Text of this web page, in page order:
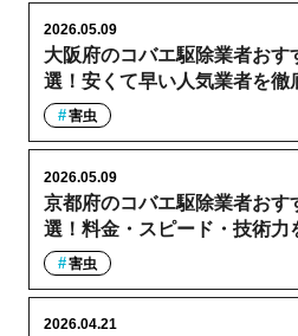
大阪府のコバエ駆除業者おす
選！安くて早い人気業者を徹
2026.05.09
害虫
京都府のコバエ駆除業者おす
選！料金・スピード・技術力
2026.05.09
害虫
2026.04.21